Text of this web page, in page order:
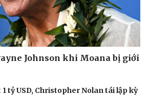
Johnson khi Moana bị giới
1 tỷ USD, Christopher Nolan tái lập kỳ